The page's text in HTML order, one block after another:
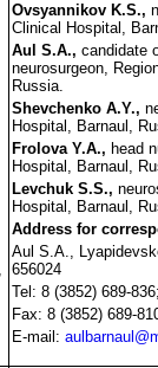
Ovsyannikov K.S.,
Clinical Hospital,
Aul S.A., candidate
neurosurgeon,
Russia.
Shevchenko A.Y.,
Hospital, Barnaul,
Frolova Y.A., head
Hospital, Barnaul,
Levchuk S.S.,
Hospital, Barnaul,
Address for
Aul S.A.,
656024
Tel: 8 (3852) 689-
Fax: 8 (3852) 689-
E-mail: